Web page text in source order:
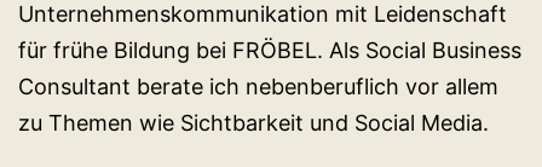
Unternehmenskommunikation mit Leidenschaft
für frühe Bildung bei FRÖBEL. Als Social Business
Consultant berate ich nebenberuflich vor allem
zu Themen wie Sichtbarkeit und Social Media.